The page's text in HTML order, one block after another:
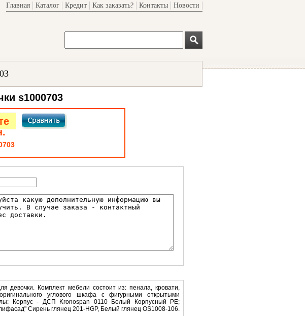
Главная Каталог Кредит Как заказать? Контакты Новости
s1000703
девочки. Комплект мебели состоит из: пенала, кровати,
углового шкафа с фигурными открытыми
Корпус - ДСП Kronospan 0110 Белый Корпусный PE;
Сирень глянец 201-HGP, Белый глянец OS1008-106.